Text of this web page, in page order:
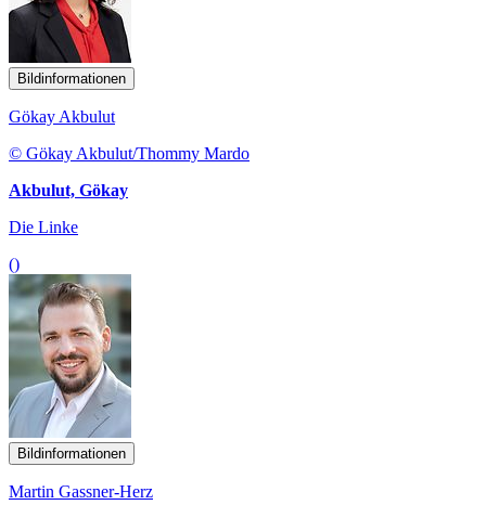
Bildinformationen
Gökay Akbulut
© Gökay Akbulut/Thommy Mardo
Akbulut, Gökay
Die Linke
()
Bildinformationen
Martin Gassner-Herz